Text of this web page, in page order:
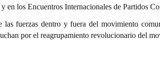
en los Encuentros Internacionales de Partidos
las fuerzas dentro y fuera del movimiento
por el reagrupamiento revolucionario del